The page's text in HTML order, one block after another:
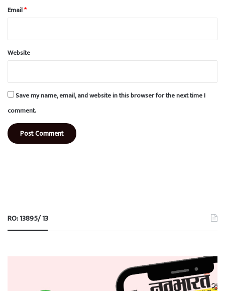
Email*
Website
Save my name, email, and website in this browser for the next time I
comment.
RO: 13895/ 13